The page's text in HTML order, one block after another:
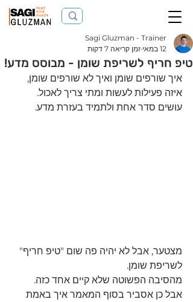
טיפ חריף לשריפת שומן - מבוסס מדע!
Sagi Gluzman - Trainer
12 במאי
זמן קריאה 7 דקות
איך שורפים שומן ואיך לא שורפים שומן,
איזה פעילות לעשות ומתי צריך לאכול.
עושים סדר אחת ולתמיד בעזרת מדע.
מצטער, אבל לא יהיה פה שום "טיפ חריף"
לשריפת שומן.
מהסיבה הפשוטה שלא קיים אחד כזה.
אבל כן אסביר בסוף המאמר איך באמת